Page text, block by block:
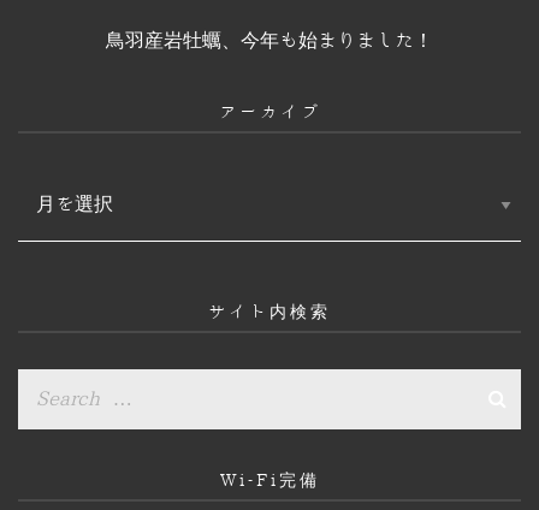
鳥羽産岩牡蠣、今年も始まりました！
アーカイブ
カ
サイト内検索
Wi-Fi完備